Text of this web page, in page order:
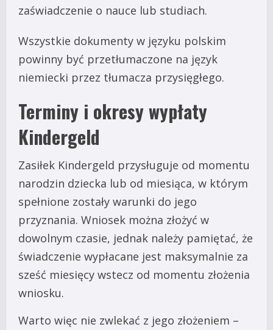
zaświadczenie o nauce lub studiach.
Wszystkie dokumenty w języku polskim
powinny być przetłumaczone na język
niemiecki przez tłumacza przysięgłego.
Terminy i okresy wypłaty
Kindergeld
Zasiłek Kindergeld przysługuje od momentu
narodzin dziecka lub od miesiąca, w którym
spełnione zostały warunki do jego
przyznania. Wniosek można złożyć w
dowolnym czasie, jednak należy pamiętać, że
świadczenie wypłacane jest maksymalnie za
sześć miesięcy wstecz od momentu złożenia
wniosku.
Warto więc nie zwlekać z jego złożeniem –